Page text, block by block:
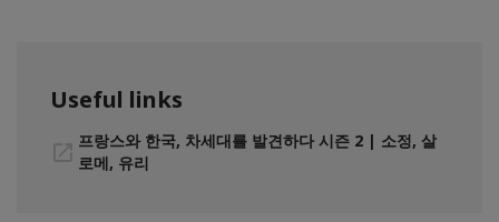
Useful links
프랑스와 한국, 차세대를 발견하다 시즌 2 | 소정, 살
로메, 유리